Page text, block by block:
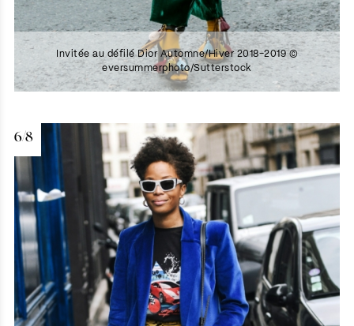
Invitée au défilé Dior Automne/Hiver 2018-2019 ©
eversummerphoto/Sutterstock
6/8